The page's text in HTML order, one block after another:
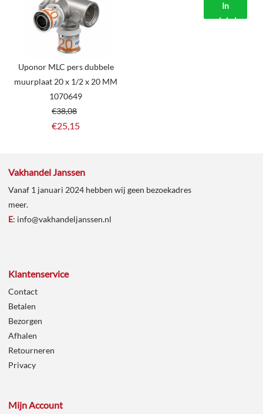
In
winkelmand
Uponor MLC pers dubbele
muurplaat 20 x 1/2 x 20 MM
1070649
€38,08
€25,15
Vakhandel Janssen
Vanaf 1 januari 2024 hebben wij geen bezoekadres
meer.
E: info@vakhandeljanssen.nl
Klantenservice
Contact
Betalen
Bezorgen
Afhalen
Retourneren
Privacy
Mijn Account